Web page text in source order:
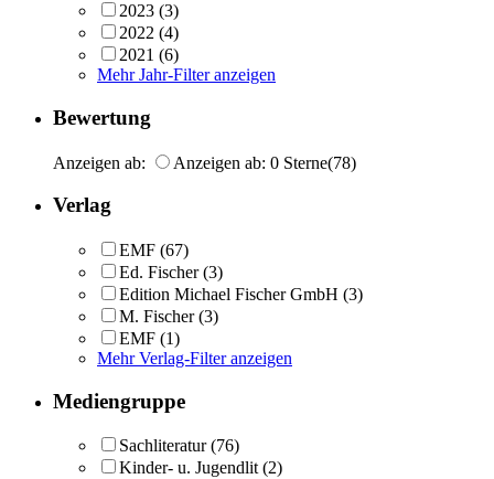
2023 (3)
2022 (4)
2021 (6)
Mehr Jahr-Filter anzeigen
Bewertung
Anzeigen ab: Anzeigen ab: 0 Sterne(78)
Verlag
EMF (67)
Ed. Fischer (3)
Edition Michael Fischer GmbH (3)
M. Fischer (3)
EMF (1)
Mehr Verlag-Filter anzeigen
Mediengruppe
Sachliteratur (76)
Kinder- u. Jugendlit (2)